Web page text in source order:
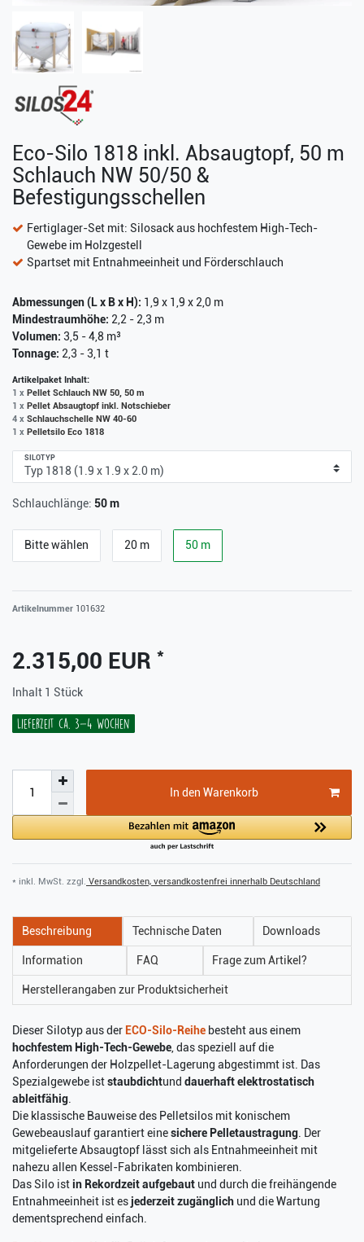
Eco-Silo 1818 inkl. Absaugtopf, 50 m
Schlauch NW 50/50 &
Befestigungsschellen
Fertiglager-Set mit: Silosack aus hochfestem High-Tech-
Gewebe im Holzgestell
Spartset mit Entnahmeeinheit und Förderschlauch
Abmessungen (L x B x H): 1,9 x 1,9 x 2,0 m
Mindestraumhöhe: 2,2 - 2,3 m
Volumen: 3,5 - 4,8 m³
Tonnage: 2,3 - 3,1 t
Artikelpaket Inhalt:
1 x Pellet Schlauch NW 50, 50 m
1 x Pellet Absaugtopf inkl. Notschieber
4 x Schlauchschelle NW 40-60
1 x Pelletsilo Eco 1818
SILOTYP
Schlauchlänge: 50 m
Bitte wählen 20 m 50 m
Artikelnummer 101632
2.315,00 EUR *
Inhalt 1 Stück
Lieferzeit ca. 3-4 Wochen
In den Warenkorb
* inkl. MwSt. zzgl. Versandkosten, versandkostenfrei innerhalb Deutschland
Beschreibung Technische Daten Downloads
Information FAQ Frage zum Artikel?
Herstellerangaben zur Produktsicherheit
Dieser Silotyp aus der ECO-Silo-Reihe besteht aus einem
hochfestem High-Tech-Gewebe, das speziell auf die
Anforderungen der Holzpellet-Lagerung abgestimmt ist. Das
Spezialgewebe iststaubdichtund dauerhaft elektrostatisch
ableitfähig.
Die klassische Bauweise des Pelletsilos mit konischem
Gewebeauslauf garantiert einesichere Pelletaustragung. Der
mitgelieferte Absaugtopf lässt sich als Entnahmeeinheit mit
nahezu allen Kessel-Fabrikaten kombinieren.
Das Silo istin Rekordzeit aufgebaut und durch die freihängende
Entnahmeeinheit ist esjederzeit zugänglich und die Wartung
dementsprechend einfach.